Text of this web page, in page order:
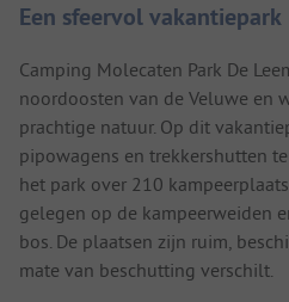
Een sfeervol vakantiepark
Camping Molecaten Park De
noordoosten van de Veluwe en
prachtige natuur. Op dit
pipowagens en trekkershutten
het park over 210
gelegen op de kampeerweiden
bos. De plaatsen zijn ruim,
mate van beschutting verschilt.